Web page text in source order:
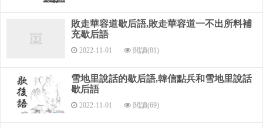
諸葛亮玩狗---聰明一世，糊涂一時
諸葛亮對魏延---見不得離不得
諸葛亮的鵝毛扇---神妙莫測
孔明拜北斗---自知要死
敗走華容道歇后語,敗走華容道一不出所料補
充歇后語
2022-11-01 閱讀(81)
雪地里說話的歇后語,韓信點兵和雪地里說話
歇后語
2022-11-01 閱讀(69)